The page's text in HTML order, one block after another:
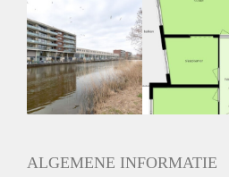
Huisdieren toegestaan: Afhankelijk
Huurtoeslag grens: Nee
Geschikt voor studenten:
ALGEMENE INFORMATIE